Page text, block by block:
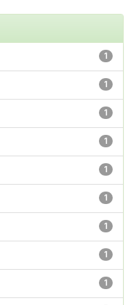
1
1
1
1
1
1
1
1
1